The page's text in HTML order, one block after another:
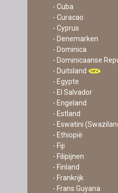
- Cuba
- Curacao
- Cyprus
- Denemarken
- Dominica
- Dominicaanse
- Duitsland
- Egypte
- El Salvador
- Engeland
- Estland
- Eswatini
- Ethiopië
- Fiji
- Filipijnen
- Finland
- Frankrijk
- Frans Guyana